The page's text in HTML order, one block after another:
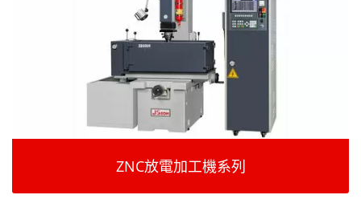
ZNC放電加工機系列